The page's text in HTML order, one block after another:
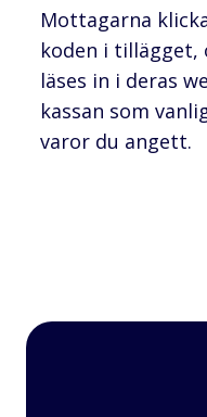
Mottagarna
koden i tillägget,
läses in i deras
kassan som
varor du angett.